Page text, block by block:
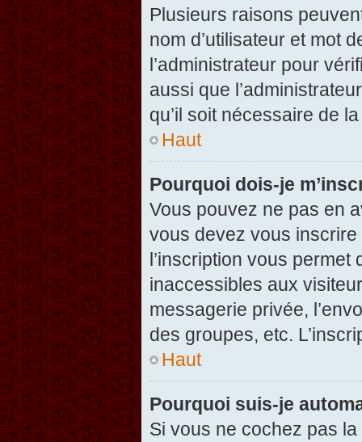
Plusieurs raisons
nom d’utilisateur et mot
l’administrateur pour
aussi que
qu’il soit nécessaire de
Haut
Pourquoi dois-je
Vous pouvez ne pas en
vous devez vous
l’inscription vous
inaccessibles aux
messagerie privée,
des groupes, etc.
Haut
Pourquoi suis-je
Si vous ne cochez pas